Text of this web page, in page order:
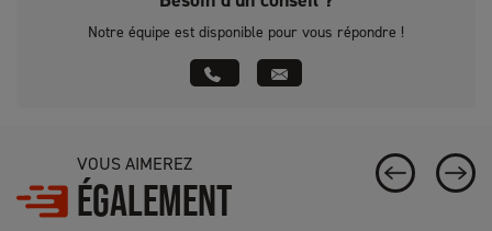
Notre équipe est disponible pour vous répondre !
VOUS AIMEREZ
ÉGALEMENT